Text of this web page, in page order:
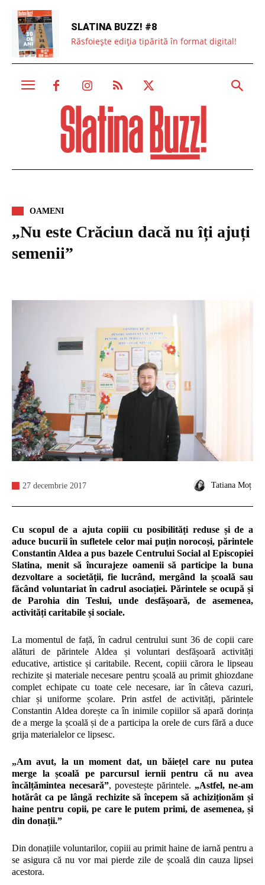
SLATINA BUZZ! #8
Răsfoiește ediția tipărită în format digital!
OAMENI
„Nu este Crăciun dacă nu îți ajuți
semenii”
Tatiana Moț
27 decembrie 2017
Cu scopul de a ajuta copiii cu posibilități reduse și de a
aduce bucurii în sufletele celor mai puțin norocoși, părintele
Constantin Aldea a pus bazele Centrului Social al Episcopiei
Slatina, menit să încurajeze oamenii să participe la buna
dezvoltare a societății, fie lucrând, mergând la școală sau
făcând voluntariat în cadrul asociației. Părintele se ocupă și
de Parohia din Teslui, unde desfășoară, de asemenea,
activități caritabile și sociale.
La momentul de față, în cadrul centrului sunt 36 de copii care
alături de părintele Aldea și voluntari desfășoară activități
educative, artistice și caritabile. Recent, copiii cărora le lipseau
rechizite și materiale necesare pentru școală au primit ghiozdane
complet echipate cu toate cele necesare, iar în câteva cazuri,
chiar și uniforme școlare. Prin astfel de activități, părintele
Constantin Aldea dorește ca în inimile copiilor să apară dorința
de a merge la școală și de a participa la orele de curs fără a duce
grija materialelor ce lipsesc.
„Am avut, la un moment dat, un băiețel care nu putea
merge la școală pe parcursul iernii pentru că nu avea
încălțămintea necesară”, povestește părintele. „Astfel, ne-am
hotărât ca pe lângă rechizite să începem să achiziționăm și
haine pentru copii, pe care le putem primi, de asemenea, și
din donații.”
Din donațiile voluntarilor, copiii au primit haine de iarnă pentru a
se asigura că nu vor mai pierde zile de școală din cauza lipsei
acestora.